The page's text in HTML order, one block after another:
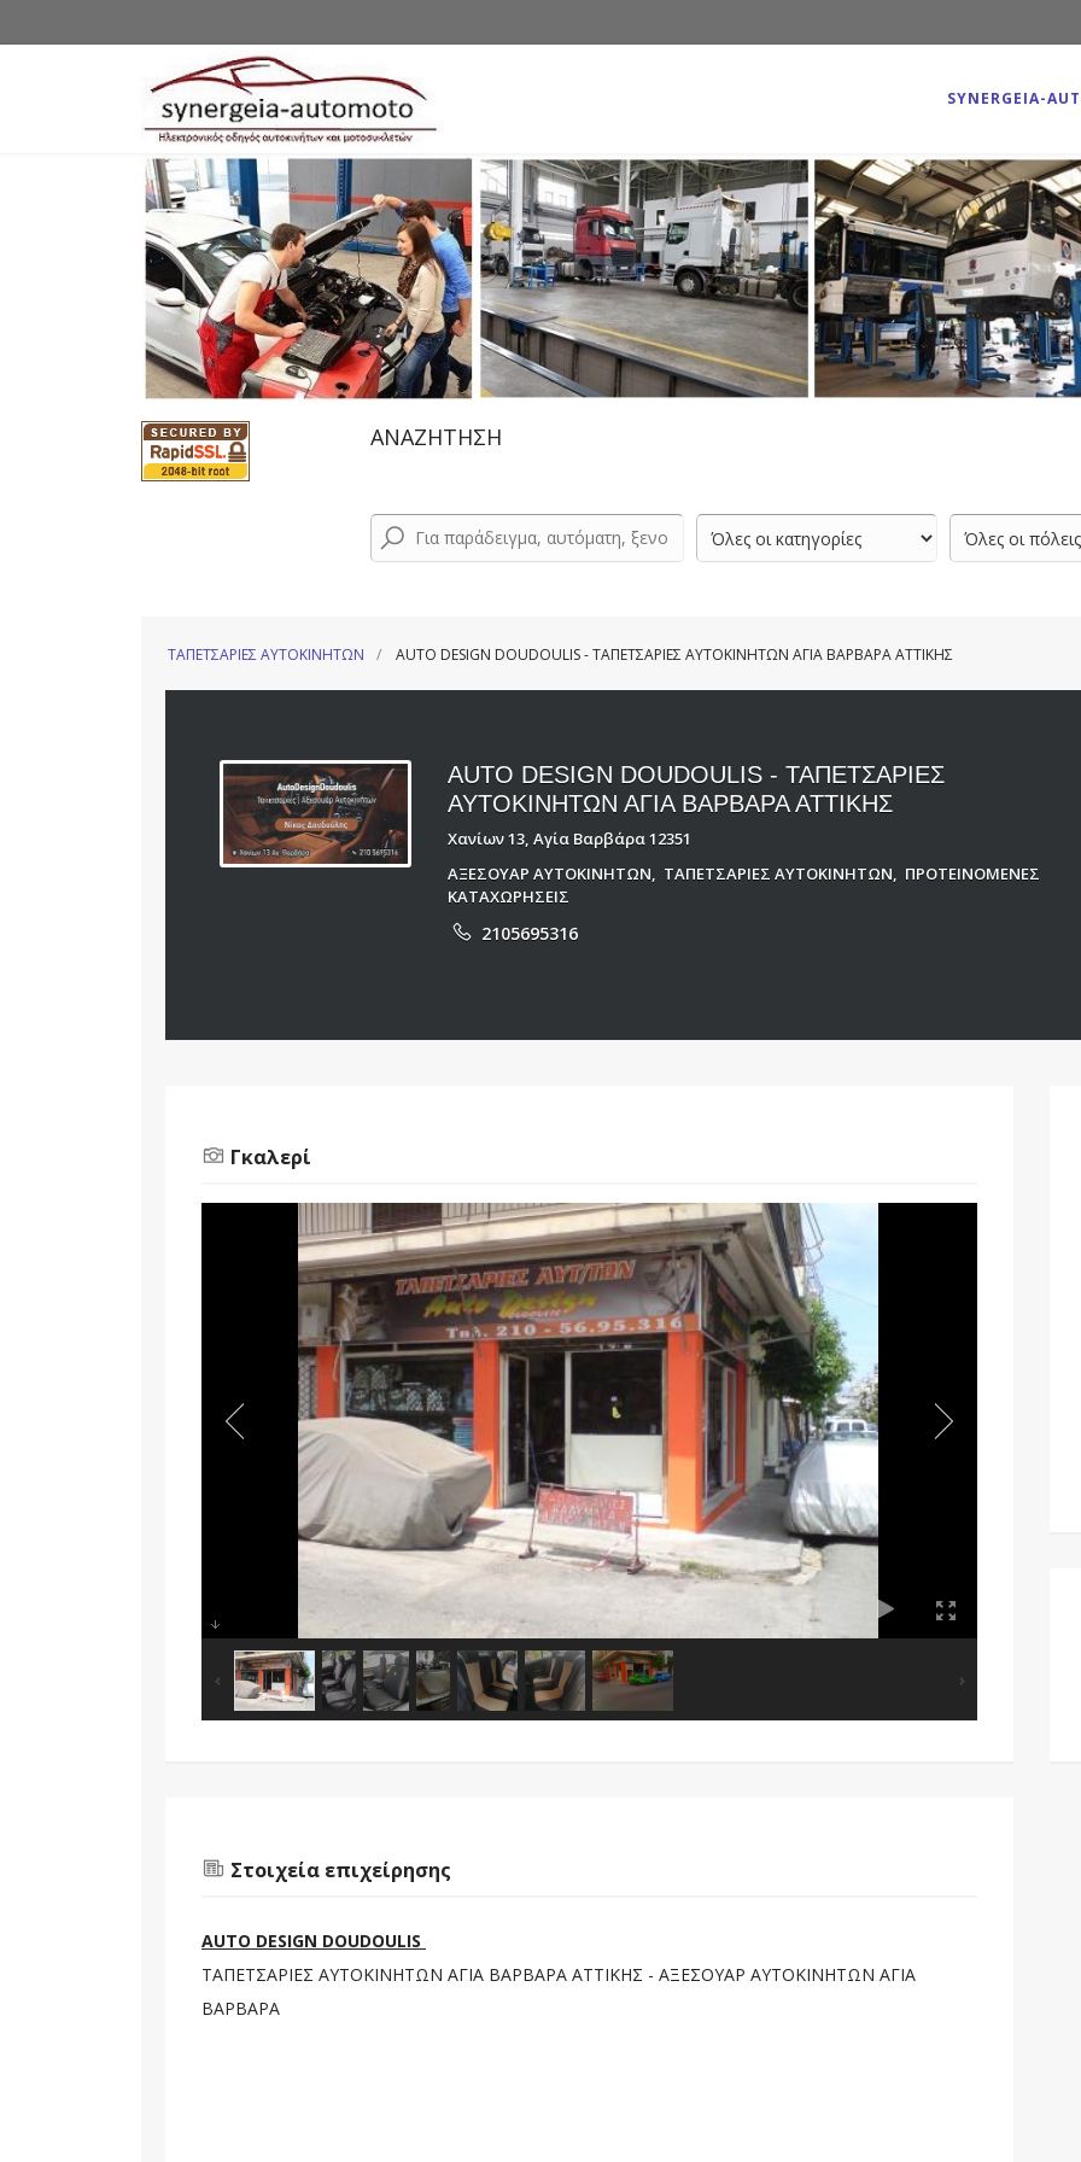
SYNERGEIA-
ΑΝΑΖΗΤΗΣΗ
ΤΑΠΕΤΣΑΡΙΕΣ ΑΥΤΟΚΙΝΗΤΩΝ AUTO DESIGN DOUDOULIS - ΤΑΠΕΤΣΑΡΙΕΣ ΑΥΤΟΚΙΝΗΤΩΝ ΑΓΙΑ ΒΑΡΒΑΡΑ ΑΤΤΙΚΗΣ
AUTO DESIGN DOUDOULIS - ΤΑΠΕΤΣΑΡΙΕΣ
ΑΥΤΟΚΙΝΗΤΩΝ ΑΓΙΑ ΒΑΡΒΑΡΑ ΑΤΤΙΚΗΣ
Χανίων 13, Αγία Βαρβάρα 12351
ΑΞΕΣΟΥΑΡ ΑΥΤΟΚΙΝΗΤΩΝ
ΤΑΠΕΤΣΑΡΙΕΣ ΑΥΤΟΚΙΝΗΤΩΝ
ΠΡΟΤΕΙΝΟΜΕΝΕΣ
ΚΑΤΑΧΩΡΗΣΕΙΣ
2105695316
Γκαλερί
Στοιχεία επιχείρησης
AUTO DESIGN DOUDOULIS
ΤΑΠΕΤΣΑΡΙΕΣ ΑΥΤΟΚΙΝΗΤΩΝ ΑΓΙΑ ΒΑΡΒΑΡΑ ΑΤΤΙΚΗΣ - ΑΞΕΣΟΥΑΡ ΑΥΤΟΚΙΝΗΤΩΝ ΑΓΙΑ
ΒΑΡΒΑΡΑ